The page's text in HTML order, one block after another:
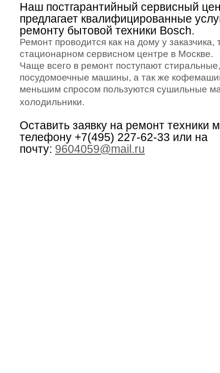
Наш постгарантийный сервисный
предлагает квалифицированные
ремонту бытовой техники Bosch.
Ремонт проводится как на дому у
стационарном сервисном центре в Москве.
Чаще всего в ремонт поступают стиральные,
посудомоечные машины, а так же
меньшим спросом пользуются сушильные
холодильники.
Оставить заявку на ремонт техники
телефону +7(495) 227-62-33 или на
почту: 9604059@mail.ru